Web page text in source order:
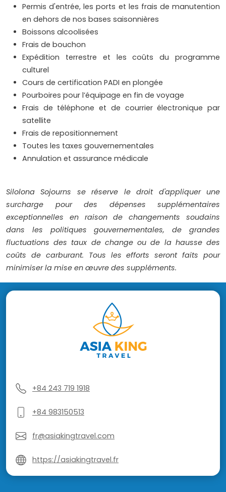
Permis d'entrée, les ports et les frais de manutention
en dehors de nos bases saisonnières
Boissons alcoolisées
Frais de bouchon
Expédition terrestre et les coûts du programme
culturel
Cours de certification PADI en plongée
Pourboires pour l’équipage en fin de voyage
Frais de téléphone et de courrier électronique par
satellite
Frais de repositionnement
Toutes les taxes gouvernementales
Annulation et assurance médicale
Silolona Sojourns se réserve le droit d'appliquer une
surcharge pour des dépenses supplémentaires
exceptionnelles en raison de changements soudains
dans les politiques gouvernementales, de grandes
fluctuations des taux de change ou de la hausse des
coûts de carburant. Tous les efforts seront faits pour
minimiser la mise en œuvre des suppléments.
+84 243 719 1918
+84 983150513
fr@asiakingtravel.com
https://asiakingtravel.fr